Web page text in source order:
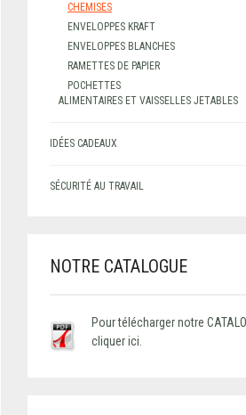
CHEMISES
ENVELOPPES KRAFT
ENVELOPPES BLANCHES
RAMETTES DE PAPIER
POCHETTES
ALIMENTAIRES ET VAISSELLES JETABLES
IDÉES CADEAUX
SÉCURITÉ AU TRAVAIL
NOTRE CATALOGUE
Pour télécharger notre
cliquer ici.